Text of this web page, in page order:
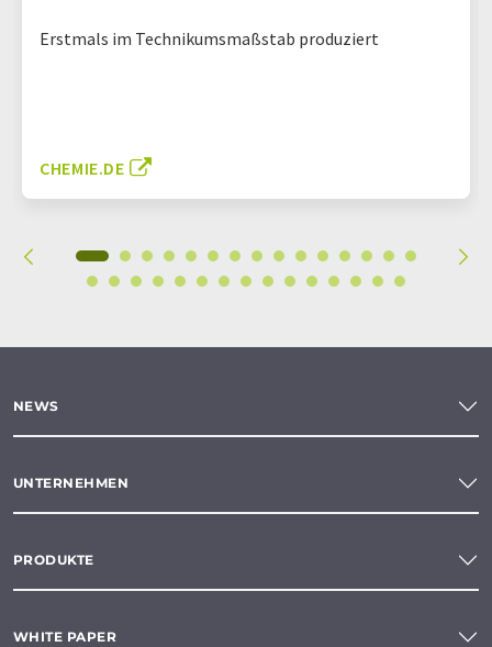
Erstmals im Technikumsmaßstab produziert
CHEMIE.DE
NEWS
UNTERNEHMEN
PRODUKTE
WHITE PAPER